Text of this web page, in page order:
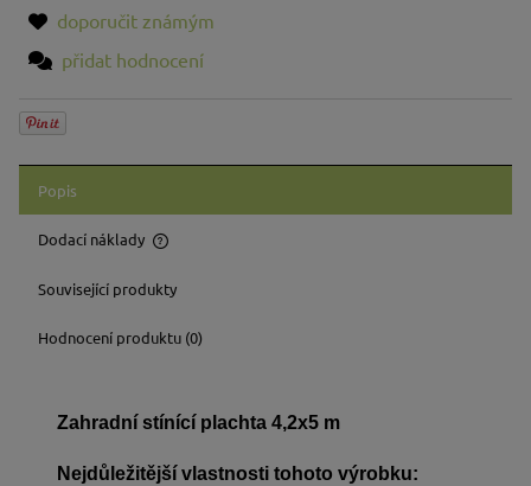
doporučit známým
přidat hodnocení
Popis
Dodací náklady
Cena neobsahuje případné náklady na platbu
Související produkty
Hodnocení produktu (0)
Zahradní stínící plachta 4,2x5 m
Nejdůležitější vlastnosti tohoto výrobku: